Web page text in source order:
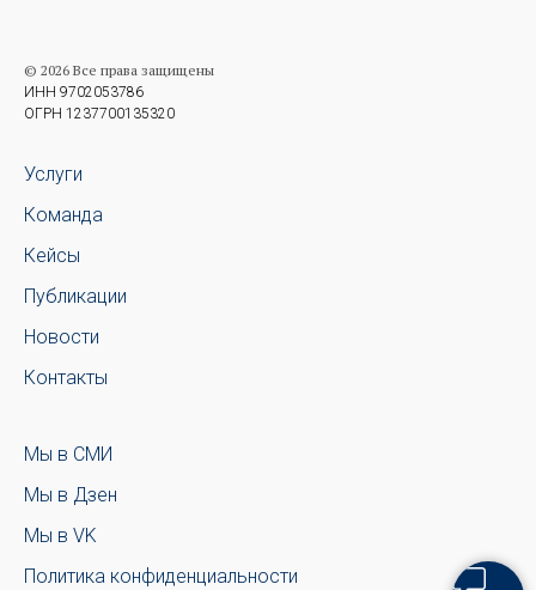
© 2026 Все права защищены
ИНН 9702053786
ОГРН 1237700135320
Услуги
Команда
Кейсы
Публикации
Новости
Контакты
Мы в СМИ
Мы в Дзен
Мы в VK
Политика конфиденциальности